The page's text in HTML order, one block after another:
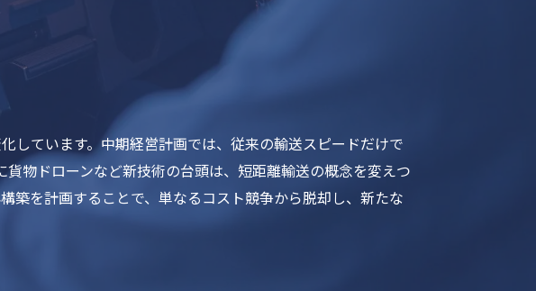
しています。中期経営計画では、従来の輸送スピードだけで
物ドローンなど新技術の台頭は、短距離輸送の概念を変えつ
築を計画することで、単なるコスト競争から脱却し、新たな